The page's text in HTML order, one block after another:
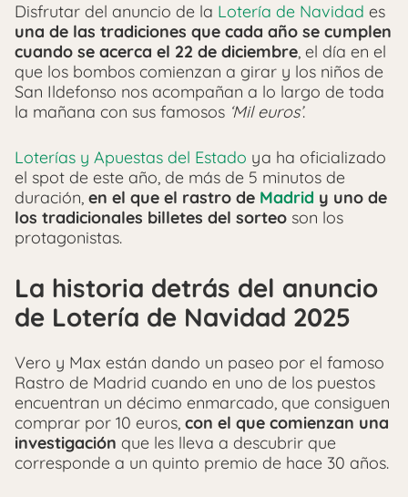
Disfrutar del anuncio de la Lotería de Navidad es
una de las tradiciones que cada año se cumplen
cuando se acerca el 22 de diciembre, el día en el
que los bombos comienzan a girar y los niños de
San Ildefonso nos acompañan a lo largo de toda
la mañana con sus famosos ‘Mil euros’.
Loterías y Apuestas del Estado ya ha oficializado
el spot de este año, de más de 5 minutos de
duración, en el que el rastro de Madrid y uno de
los tradicionales billetes del sorteo son los
protagonistas.
La historia detrás del anuncio
de Lotería de Navidad 2025
Vero y Max están dando un paseo por el famoso
Rastro de Madrid cuando en uno de los puestos
encuentran un décimo enmarcado, que consiguen
comprar por 10 euros, con el que comienzan una
investigación que les lleva a descubrir que
corresponde a un quinto premio de hace 30 años.